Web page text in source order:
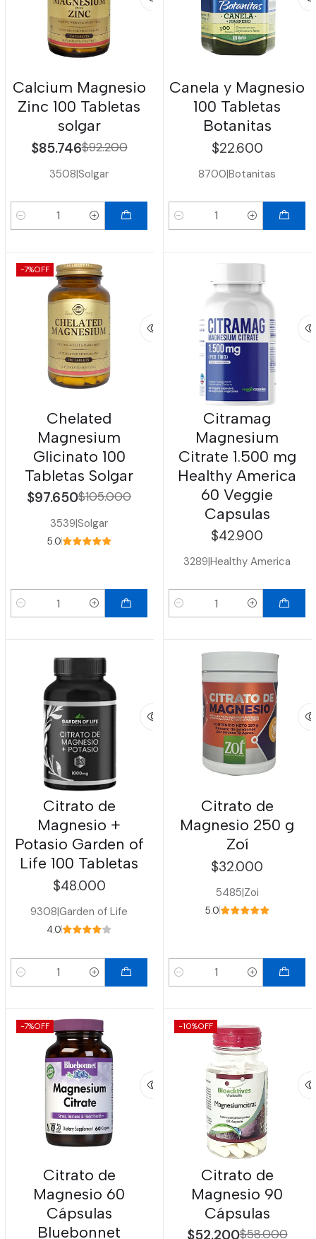
Calcium Magnesio
Zinc 100 Tabletas
solgar
$85.746$92.200
3508|Solgar
Cantidad
Canela y Magnesio
100 Tabletas
Botanitas
$22.600
8700|Botanitas
Cantidad
-7%OFF
Chelated
Magnesium
Glicinato 100
Tabletas Solgar
$97.650$105.000
3539|Solgar
5.0
Cantidad
Citramag
Magnesium
Citrate 1.500 mg
Healthy America
60 Veggie
Capsulas
$42.900
3289|Healthy America
Cantidad
Citrato de
Magnesio +
Potasio Garden of
Life 100 Tabletas
$48.000
9308|Garden of Life
4.0
Cantidad
Citrato de
Magnesio 250 g
Zoí
$32.000
5485|Zoi
5.0
Cantidad
-7%OFF
Citrato de
Magnesio 60
Cápsulas
Bluebonnet
-10%OFF
Citrato de
Magnesio 90
Cápsulas
$52.200$58.000